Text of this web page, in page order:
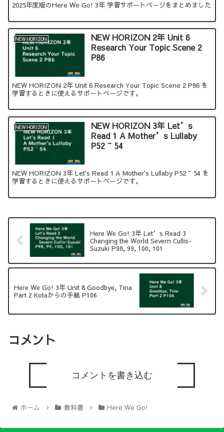
2025年度版のHere We Go! 3年 学習サポートページをまとめました
NEW HORIZON
NEW HORIZON 2年 Unit 6
Research Your Topic Scene 2
P86
NEW HORIZON 2年 Unit 6 Research Your Topic Scene 2 P86 を
学習するときに使えるサポートページです。
NEW HORIZON
NEW HORIZON 3年 Let’s
Read 1 A Mother’s Lullaby
P52 ~ 54
NEW HORIZON 3年 Let's Read 1 A Mother's Lullaby P52 ~ 54 を
学習するときに使えるサポートページです。
Here We Go! 3年 Let’s Read 3
Changing the World Severn Cullis-
Suzuki P98, 99, 100, 101
Here We Go! 3年 Unit 8 Goodbye, Tina
Part 2 Kotaからの手紙 P106
コメント
コメントを書き込む
ホーム 教科書 Here We Go!